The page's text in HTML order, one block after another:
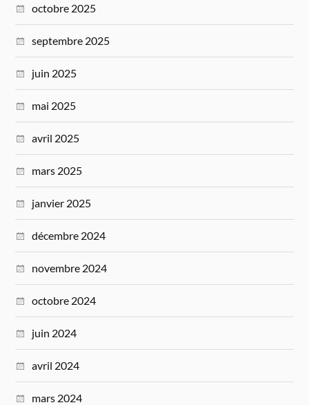
octobre 2025
septembre 2025
juin 2025
mai 2025
avril 2025
mars 2025
janvier 2025
décembre 2024
novembre 2024
octobre 2024
juin 2024
avril 2024
mars 2024